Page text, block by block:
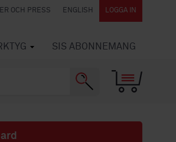
OCH PRESS ENGLISH LOGGA IN
SIS ABONNEMANG